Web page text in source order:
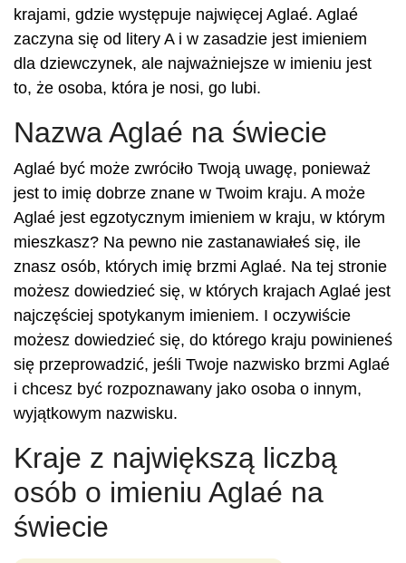
krajami, gdzie występuje najwięcej Aglaé. Aglaé
zaczyna się od litery A i w zasadzie jest imieniem
dla dziewczynek, ale najważniejsze w imieniu jest
to, że osoba, która je nosi, go lubi.
Nazwa Aglaé na świecie
Aglaé być może zwróciło Twoją uwagę, ponieważ
jest to imię dobrze znane w Twoim kraju. A może
Aglaé jest egzotycznym imieniem w kraju, w którym
mieszkasz? Na pewno nie zastanawiałeś się, ile
znasz osób, których imię brzmi Aglaé. Na tej stronie
możesz dowiedzieć się, w których krajach Aglaé jest
najczęściej spotykanym imieniem. I oczywiście
możesz dowiedzieć się, do którego kraju powinieneś
się przeprowadzić, jeśli Twoje nazwisko brzmi Aglaé
i chcesz być rozpoznawany jako osoba o innym,
wyjątkowym nazwisku.
Kraje z największą liczbą
osób o imieniu Aglaé na
świecie